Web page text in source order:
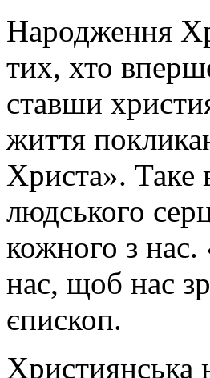
Народження
тих, хто
ставши
життя
Христа». Таке
людського
кожного з нас.
нас, щоб нас
єпископ.
Християнська